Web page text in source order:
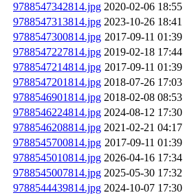
9788547342814.jpg 2020-02-06 18:55
9788547313814.jpg 2023-10-26 18:41
9788547300814.jpg 2017-09-11 01:39
9788547227814.jpg 2019-02-18 17:44
9788547214814.jpg 2017-09-11 01:39
9788547201814.jpg 2018-07-26 17:03
9788546901814.jpg 2018-02-08 08:53
9788546224814.jpg 2024-08-12 17:30
9788546208814.jpg 2021-02-21 04:17
9788545700814.jpg 2017-09-11 01:39
9788545010814.jpg 2026-04-16 17:34
9788545007814.jpg 2025-05-30 17:32
9788544439814.jpg 2024-10-07 17:30